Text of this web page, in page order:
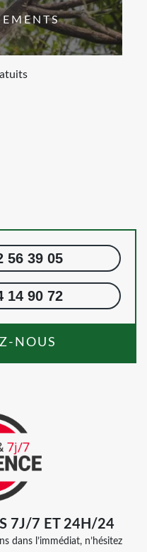
56 39 05
14 90 72
NOUS
7J/7 ET 24H/24
dans l’immédiat, n’hésitez